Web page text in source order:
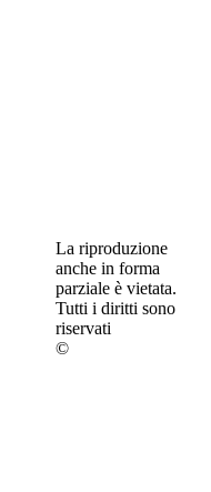
La riproduzione
anche in forma
parziale è vietata.
Tutti i diritti sono
riservati
©